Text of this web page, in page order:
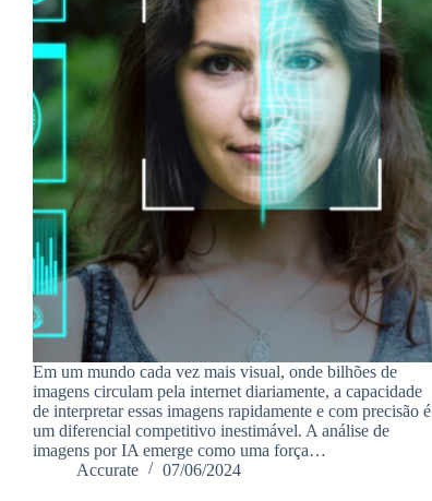
Em um mundo cada vez mais visual, onde bilhões de
imagens circulam pela internet diariamente, a capacidade
de interpretar essas imagens rapidamente e com precisão é
um diferencial competitivo inestimável. A análise de
imagens por IA emerge como uma força…
Accurate
07/06/2024